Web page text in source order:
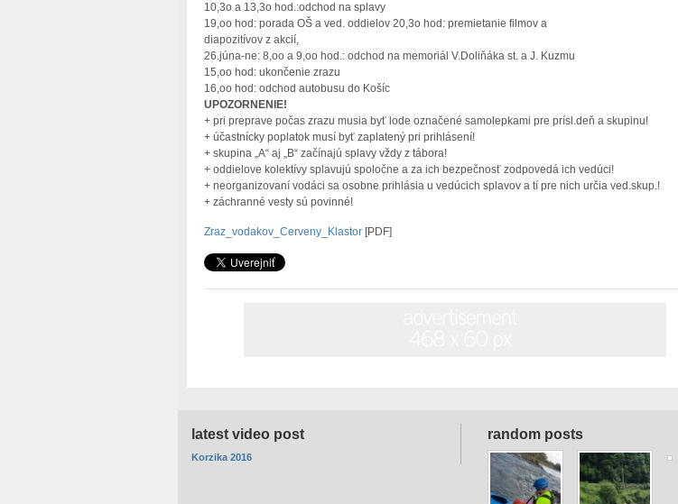
10,3o a 13,3o hod.:odchod na splavy
19,oo hod: porada OŠ a ved. oddielov 20,3o hod: premietanie filmov a
diapozitívov z akcií,
26.júna-ne: 8,oo a 9,oo hod.: odchod na memoriál V.Doliňáka st. a J. Kuzmu
15,oo hod: ukončenie zrazu
16,oo hod: odchod autobusu do Košíc
UPOZORNENIE!
+ pri preprave počas zrazu musia byť lode označené samolepkami pre prísl.deň a skupinu!
+ účastnícky poplatok musí byť zaplatený pri prihlásení!
+ skupina „A“ aj „B“ začínajú splavy vždy z tábora!
+ oddielove kolektívy splavujú spoločne a za ich bezpečnosť zodpovedá ich vedúci!
+ neorganizovaní vodáci sa osobne prihlásia u vedúcich splavov a tí pre nich určia ved.skup.!
+ záchranné vesty sú povinné!
Zraz_vodakov_Cerveny_Klastor[PDF]
random posts
latest video post
Korzika 2016